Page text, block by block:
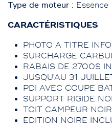
Type de moteur : Essence
CARACTÉRISTIQUES
PHOTO A TITRE
SURCHARGE
RABAIS DE 2700$
JUSQU'AU 31
PDI AVEC COUPE
SUPPORT RIGIDE
TOIT CAMPEUR
EDITION NOIRE